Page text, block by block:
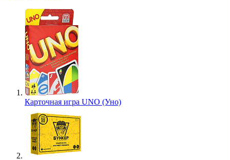
Карточная игра UNO (Уно)